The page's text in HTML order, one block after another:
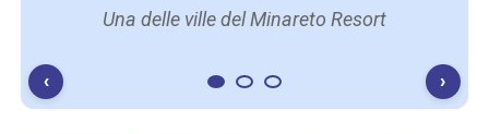
Una delle ville del Minareto Resort
‹ ›